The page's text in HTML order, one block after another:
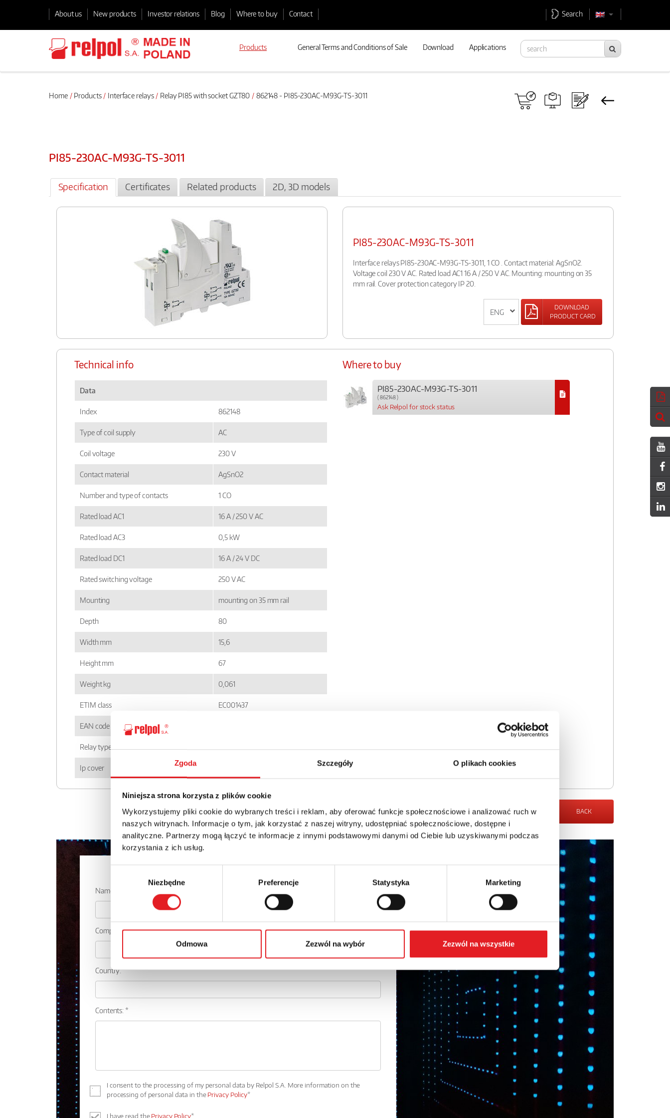
Zgoda Szczegóły O plikach cookies
Niniejsza strona korzysta z plików cookie
Wykorzystujemy pliki cookie do wybranych treści i reklam, aby oferować funkcje społecznościowe i analizować ruch w
naszych witrynach. Informacje o tym, jak korzystać z naszej witryny, udostępniać społecznościowe, dostępne i
analityczne. Partnerzy mogą łączyć te informacje z innymi podstawowymi danymi od Ciebie lub uzyskiwanymi podczas
korzystania z ich usług.
Niezbędne Preferencje Statystyka Marketing
Odmowa Zezwól na wybór Zezwól na wszystkie
About us New products Investor relations Blog Where to buy Contact Search
Products General Terms and Conditions of Sale Download Applications
Home Products Interface relays Relay PI85 with socket GZT80 862148 - PI85-230AC-M93G-TS-3011
PI85-230AC-M93G-TS-3011
Specification Certificates Related products 2D, 3D models
PI85-230AC-M93G-TS-3011
Interface relays PI85-230AC-M93G-TS-3011, 1 CO . Contact material: AgSnO2.
Voltage coil 230 V AC. Rated load AC1 16 A / 250 V AC. Mounting: mounting on 35
mm rail. Cover protection category IP 20.
DOWNLOAD
PRODUCT CARD
Technical info
Data
Index 862148
Type of coil supply AC
Coil voltage 230 V
Contact material AgSnO2
Number and type of contacts 1 CO
Rated load AC1 16 A / 250 V AC
Rated load AC3 0,5 kW
Rated load DC1 16 A / 24 V DC
Rated switching voltage 250 V AC
Mounting mounting on 35 mm rail
Depth 80
Width mm 15,6
Height mm 67
Weight kg 0,061
ETIM class EC001437
EAN code
Relay type
Ip cover
Where to buy
PI85-230AC-M93G-TS-3011
( 862148 )
Ask Relpol for stock status
BACK
Ask for the details of the offer
Name: *
Company: Phone:
Country:
Contents: *
I consent to the processing of my personal data by Relpol S.A. More information on the
processing of personal data in thePrivacy Policy*
I have read thePrivacy Policy*